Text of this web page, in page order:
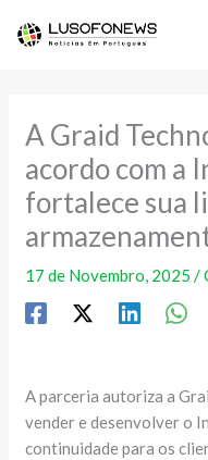
A Graid
acordo com a
fortalece sua
17 de Novembro, 2025/
A parceria autoriza a
vender e desenvolver o
continuidade para os